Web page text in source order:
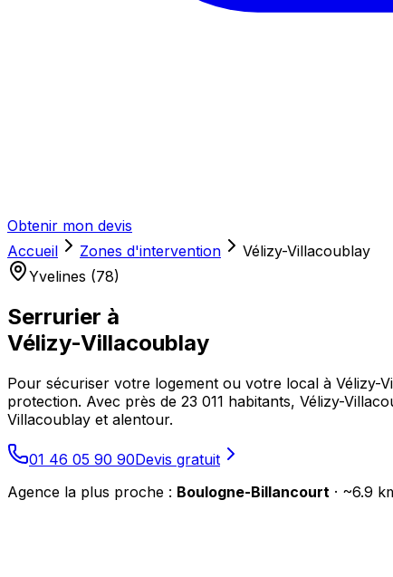
Obtenir mon devis
Accueil
Zones d'intervention
Vélizy-Villacoublay
Yvelines (78)
Serrurier à
Vélizy-Villacoublay
Pour sécuriser votre logement ou votre local à Vélizy-
protection. Avec près de 23 011 habitants, Vélizy-
Villacoublay et alentour.
01 46 05 90 90Devis gratuit
Agence la plus proche : Boulogne-Billancourt · ~6.9